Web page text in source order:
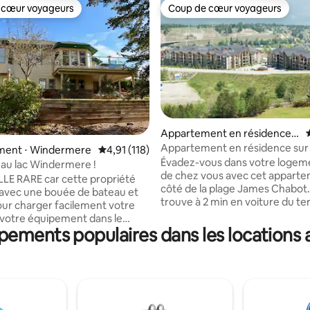
la base de 235 commentaires : 4,9 sur 5
cœur voyageurs
voyageurs
⋅ Windermere Évaluation moyenne sur la base de 118
4,91 (118)
lac Windermere !
RARE car cette propriété
une bouée de bateau et
charger facilement votre
équipement dans le
propriété est une
quatre saisons, parfaitement
Coup de cœur voyageurs
Coup de cœur voyageurs
Appartement en résidence ⋅
Athalmer
Appartement en résidence sur
Windermere
Évadez-vous dans votre
de chez vous avec cet
côté de la plage James Chabot.
trouve à 2 min en voiture du
15 min en voiture de Radium
Cuisine ouverte, coin repas et
dispose d'un lit Queen Size
personnalisé, d'un dressing et
populaires dans les locations